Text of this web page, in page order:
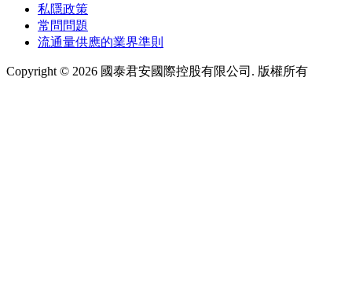
私隱政策
常問問題
流通量供應的業界準則
Copyright © 2026 國泰君安國際控股有限公司. 版權所有